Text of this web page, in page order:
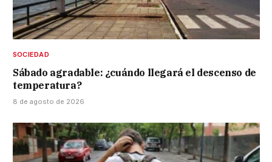
SOCIEDAD
Sábado agradable: ¿cuándo llegará el descenso de
temperatura?
8 de agosto de 2026